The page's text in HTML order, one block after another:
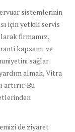
sistemlerinin
için yetkili servis
firmamız,
kapsamı ve
sağlar.
almak, Vitra
artırır. Bu
de ziyaret